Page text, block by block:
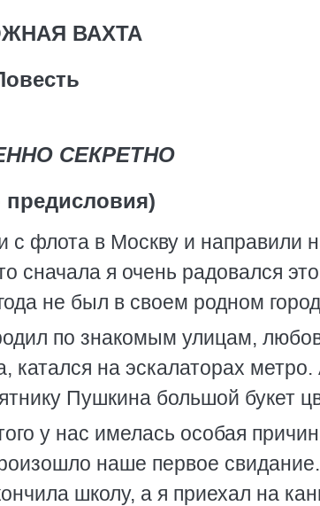
ВАХТА
СЕКРЕТНО
предисловия)
с флота в Москву и направили
сначала я очень радовался
не был в своем родном
по знакомым улицам,
на эскалаторах метро.
Пушкина большой букет
у нас имелась особая
наше первое
школу, а я приехал на